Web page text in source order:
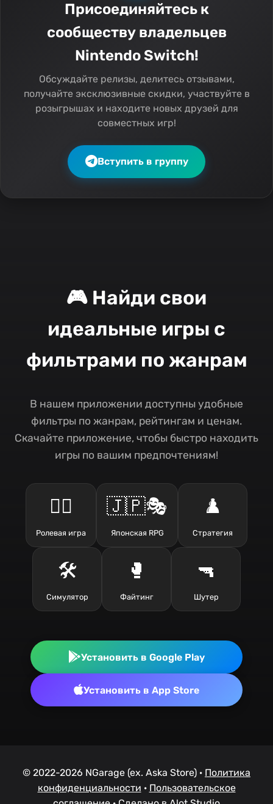
Присоединяйтесь к
сообществу владельцев
Nintendo Switch!
Обсуждайте релизы, делитесь отзывами,
получайте эксклюзивные скидки, участвуйте в
розыгрышах и находите новых друзей для
совместных игр!
Вступить в группу
🎮 Найди свои
идеальные игры с
фильтрами по жанрам
В нашем приложении доступны удобные
фильтры по жанрам, рейтингам и ценам.
Скачайте приложение, чтобы быстро находить
игры по вашим предпочтениям!
🧙‍♂️
Ролевая игра
🇯🇵🎭
Японская RPG
♟️
Стратегия
🛠️
Симулятор
🥊
Файтинг
🔫
Шутер
Установить в Google Play
Установить в App Store
© 2022-2026 NGarage (ex. Aska Store) · Политика
конфиденциальности · Пользовательское